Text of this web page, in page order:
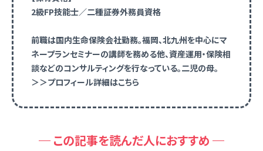
2級FP技能士／二種証券外務員資格
前職は国内生命保険会社勤務。福岡、北九州を中心にマ
ネープランセミナーの講師を務める他、資産運用・保険相
談などのコンサルティングを行なっている。二児の母。
＞＞プロフィール詳細はこちら
この記事を読んだ人におすすめ